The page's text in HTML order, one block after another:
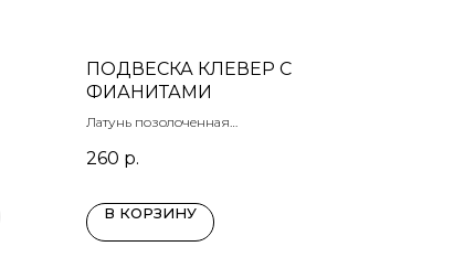
ПОДВЕСКА КЛЕВЕР С
ФИАНИТАМИ
Латунь позолоченная
260 р.
В КОРЗИНУ